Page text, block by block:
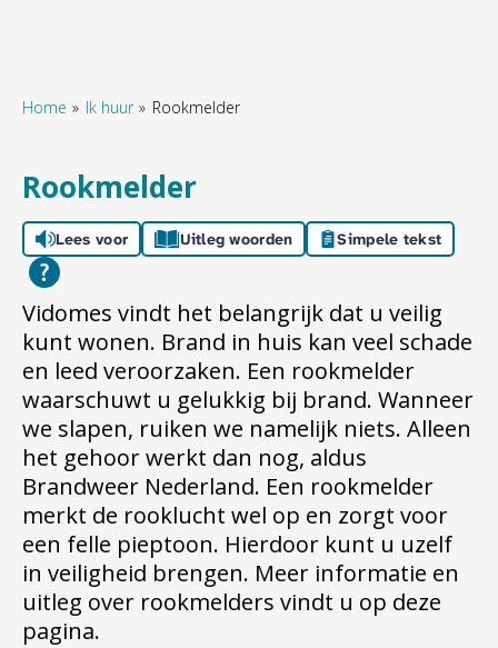
Naar hoofdinhoud
Naar hoofdnavigatiemenu
Naar zoeken
Home Ik huur Rookmelder
Rookmelder
Lees voor Uitleg woorden Simpele tekst
Vidomes vindt het belangrijk dat u veilig
kunt wonen. Brand in huis kan veel schade
en leed veroorzaken. Een rookmelder
waarschuwt u gelukkig bij brand. Wanneer
we slapen, ruiken we namelijk niets. Alleen
het gehoor werkt dan nog, aldus
Brandweer Nederland. Een rookmelder
merkt de rooklucht wel op en zorgt voor
een felle pieptoon. Hierdoor kunt u uzelf
in veiligheid brengen. Meer informatie en
uitleg over rookmelders vindt u op deze
pagina.